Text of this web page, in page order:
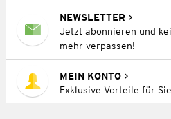
NEWSLETTER
Jetzt abonnieren und
mehr verpassen!
MEIN KONTO
Exklusive Vorteile für Sie